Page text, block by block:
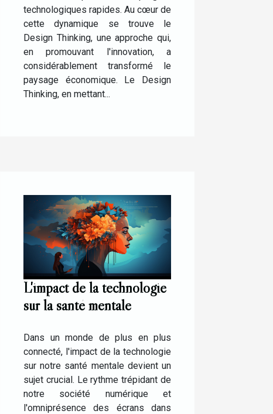
technologiques rapides. Au cœur de
cette dynamique se trouve le
Design Thinking, une approche qui,
en promouvant l'innovation, a
considérablement transformé le
paysage économique. Le Design
Thinking, en mettant...
L'impact de la technologie
sur la santé mentale
Dans un monde de plus en plus
connecté, l'impact de la technologie
sur notre santé mentale devient un
sujet crucial. Le rythme trépidant de
notre société numérique et
l'omniprésence des écrans dans